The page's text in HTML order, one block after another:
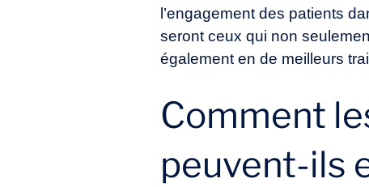
l’engagement des patients
seront ceux qui non
également en de meilleurs
Comment
peuvent-ils